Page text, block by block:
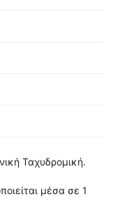
Ταχυδρομική.
μέσα σε 1